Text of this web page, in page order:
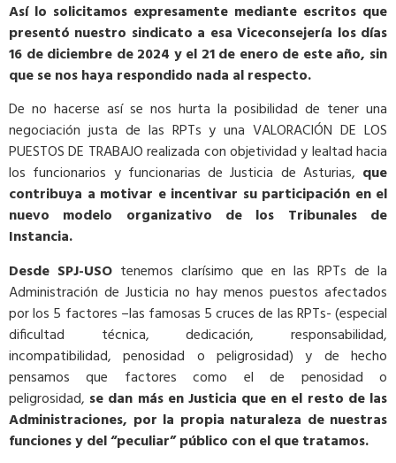
Así lo solicitamos expresamente mediante escritos que
presentó nuestro sindicato a esa Viceconsejería los días
16 de diciembre de 2024 y el 21 de enero de este año, sin
que se nos haya respondido nada al respecto.
De no hacerse así se nos hurta la posibilidad de tener una
negociación justa de las RPTs y una VALORACIÓN DE LOS
PUESTOS DE TRABAJO realizada con objetividad y lealtad hacia
los funcionarios y funcionarias de Justicia de Asturias, que
contribuya a motivar e incentivar su participación en el
nuevo modelo organizativo de los Tribunales de
Instancia.
Desde SPJ-USO tenemos clarísimo que en las RPTs de la
Administración de Justicia no hay menos puestos afectados
por los 5 factores –las famosas 5 cruces de las RPTs- (especial
dificultad técnica, dedicación, responsabilidad,
incompatibilidad, penosidad o peligrosidad) y de hecho
pensamos que factores como el de penosidad o
peligrosidad, se dan más en Justicia que en el resto de las
Administraciones, por la propia naturaleza de nuestras
funciones y del “peculiar” público con el que tratamos.